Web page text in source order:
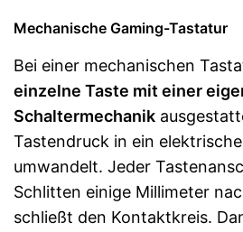
Mechanische Gaming-Tastatur
Bei einer mechanischen
einzelne Taste mit einer
Schaltermechanik
Tastendruck in ein
umwandelt. Jeder
Schlitten einige Millimeter
schließt den Kontaktkreis.